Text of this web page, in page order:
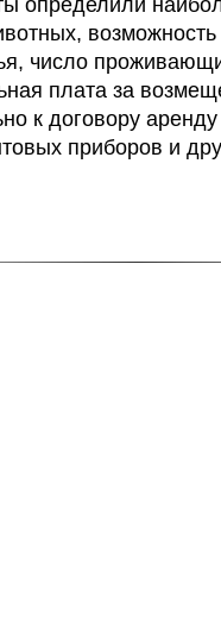
число
плата за
к договору
приборов и